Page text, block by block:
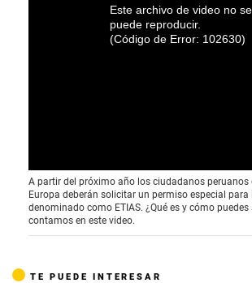
Este archivo de video
se puede reproducir.
(Código de Error:
A partir del próximo año los ciudadanos peruanos
Europa deberán solicitar un permiso especial
denominado como ETIAS. ¿Qué es y cómo
contamos en este video.
TE PUEDE INTERESAR